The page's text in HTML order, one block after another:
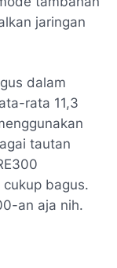
jaringan
dalam
rata 11,3
tautan
bagus.
an aja nih.